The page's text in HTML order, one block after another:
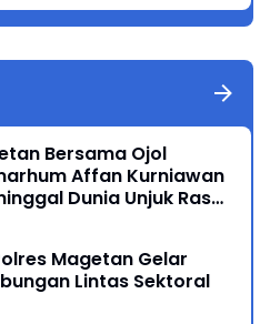
Bersama Ojol
Affan Kurniawan
Dunia Unjuk Rasa
Magetan Gelar
Lintas Sektoral